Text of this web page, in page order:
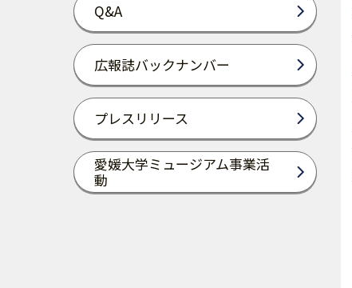
Q&A
広報誌バックナンバー
プレスリリース
愛媛大学ミュージアム事業活
動